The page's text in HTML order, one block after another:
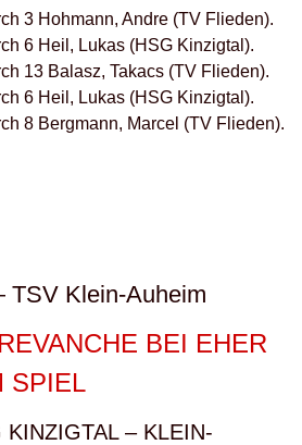
Hohmann, Andre (TV Flieden).
Heil, Lukas (HSG Kinzigtal).
Balasz, Takacs (TV Flieden).
Heil, Lukas (HSG Kinzigtal).
Bergmann, Marcel (TV Flieden).
Klein-Auheim
BEI EHER
SPIEL
– KLEIN-